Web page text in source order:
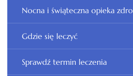
Nocna i świąteczna opieka
Gdzie się leczyć
Sprawdź termin leczenia